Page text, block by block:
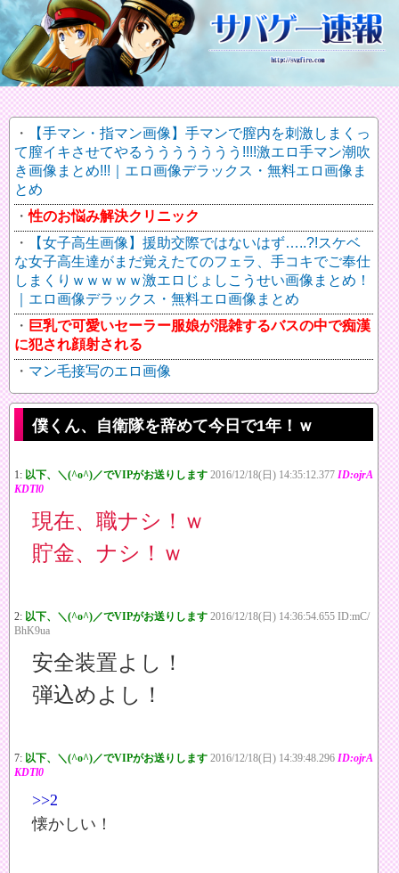
【手マン・指マン画像】手マンで膣内を刺激しまくっ
て膣イキさせてやるううううううう!!!!激エロ手マン潮吹
き画像まとめ!!!｜エロ画像デラックス・無料エロ画像ま
とめ
性のお悩み解決クリニック
【女子高生画像】援助交際ではないはず…..?!スケベ
な女子高生達がまだ覚えたてのフェラ、手コキでご奉仕
しまくりｗｗｗｗｗ激エロじょしこうせい画像まとめ！
｜エロ画像デラックス・無料エロ画像まとめ
巨乳で可愛いセーラー服娘が混雑するバスの中で痴漢
に犯され顔射される
マン毛接写のエロ画像
僕くん、自衛隊を辞めて今日で1年！ｗ
1: 以下、＼(^o^)／でVIPがお送りします 2016/12/18(日) 14:35:12.377 ID:ojrA
KDTl0
現在、職ナシ！ｗ
貯金、ナシ！ｗ
2: 以下、＼(^o^)／でVIPがお送りします 2016/12/18(日) 14:36:54.655 ID:mC/
BhK9ua
安全装置よし！
弾込めよし！
7: 以下、＼(^o^)／でVIPがお送りします 2016/12/18(日) 14:39:48.296 ID:ojrA
KDTl0
>>2
懐かしい！